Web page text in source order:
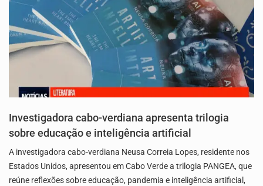
Investigadora cabo-verdiana apresenta trilogia
sobre educação e inteligência artificial
A investigadora cabo-verdiana Neusa Correia Lopes, residente nos
Estados Unidos, apresentou em Cabo Verde a trilogia PANGEA, que
reúne reflexões sobre educação, pandemia e inteligência artificial,